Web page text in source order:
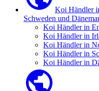
Koi Händler
Schweden und
Koi Händler in
Koi Händler in
Koi Händler in
Koi Händler in
Koi Händler in